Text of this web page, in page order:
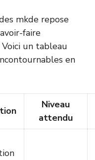
mkde repose
faire
un tableau
en
Niveau
attendu